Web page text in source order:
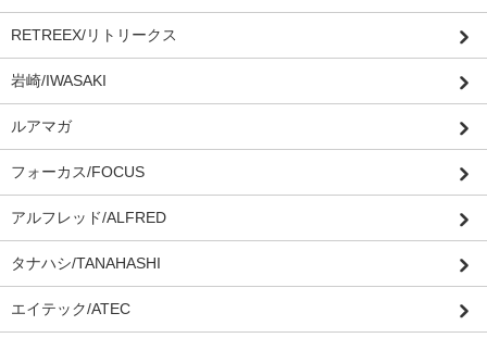
RETREEX/リトリークス
岩崎/IWASAKI
ルアマガ
フォーカス/FOCUS
アルフレッド/ALFRED
タナハシ/TANAHASHI
エイテック/ATEC